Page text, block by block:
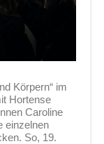
Körpern“ im
Hortense
Caroline
einzelnen
So, 19.